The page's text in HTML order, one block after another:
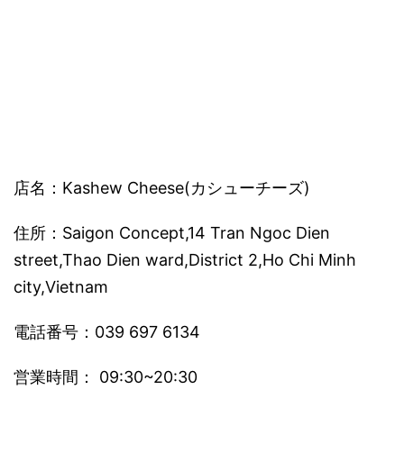
店名：Kashew Cheese(カシューチーズ)
住所：Saigon Concept,14 Tran Ngoc Dien
street,Thao Dien ward,District 2,Ho Chi Minh
city,Vietnam
電話番号：039 697 6134
営業時間： 09:30~20:30